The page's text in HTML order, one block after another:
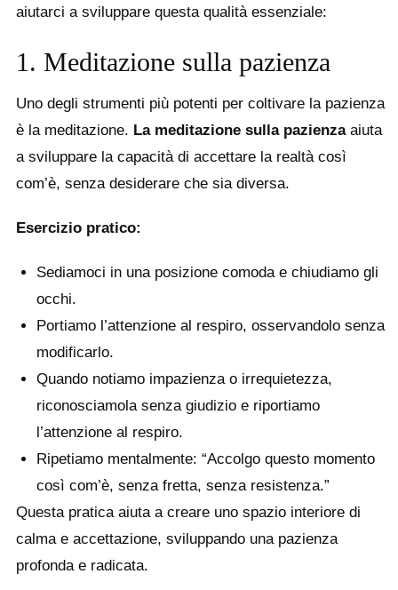
aiutarci a sviluppare questa qualità essenziale:
1. Meditazione sulla pazienza
Uno degli strumenti più potenti per coltivare la pazienza
è la meditazione. La meditazione sulla pazienzaaiuta
a sviluppare la capacità di accettare la realtà così
com’è, senza desiderare che sia diversa.
Esercizio pratico:
Sediamoci in una posizione comoda e chiudiamo gli
occhi.
Portiamo l’attenzione al respiro, osservandolo senza
modificarlo.
Quando notiamo impazienza o irrequietezza,
riconosciamola senza giudizio e riportiamo
l’attenzione al respiro.
Ripetiamo mentalmente: “Accolgo questo momento
così com’è, senza fretta, senza resistenza.”
Questa pratica aiuta a creare uno spazio interiore di
calma e accettazione, sviluppando una pazienza
profonda e radicata.